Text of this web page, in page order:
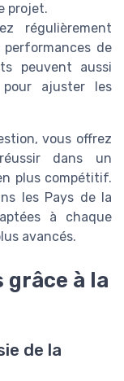
projet.
régulièrement
de
peuvent aussi
ajuster les
vous offrez
dans un
plus compétitif.
les Pays de la
à chaque
avancés.
grâce à la
de la